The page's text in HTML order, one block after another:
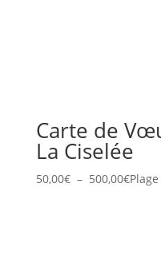
Carte de
La Ciselée
50,00€ – 500,00€